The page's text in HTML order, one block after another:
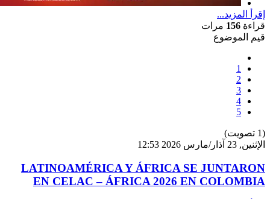
إصدار جديدإقرأ المزيد...
قراءة 156 مرات
قيم الموضوع
1
2
3
4
5
(1 تصويت)
الإثنين, 23 آذار/مارس 2026 12:53
LATINOAMÉRICA Y ÁFRICA SE JUNTARON
EN CELAC – ÁFRICA 2026 EN COLOMBIA